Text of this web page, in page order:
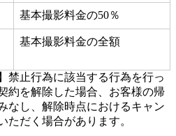
基本撮影料金の50％
基本撮影料金の全額
禁止行為に該当する行為を行っ
約を解除した場合、お客様の帰
なし、解除時点におけるキャン
ただく場合があります。